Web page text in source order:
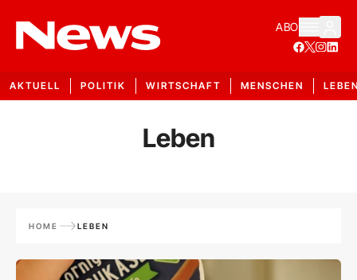
ABO
AKTUELL POLITIK WIRTSCHAFT MENSCHEN
Leben
HOME LEBEN